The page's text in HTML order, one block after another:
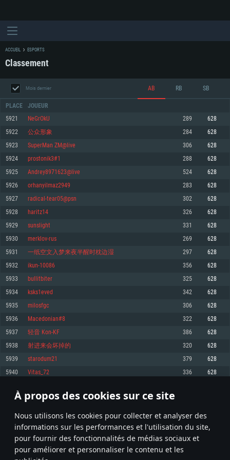
À propos des cookies sur ce site
Nous utilisons les cookies pour collecter et analyser des
informations sur les performances et l'utilisation du site,
pour fournir des fonctionnalités de médias sociaux et
pour améliorer et personnaliser le contenu et les
CONFIGURATION SYSTÈME REQUISE
Minimum
OS: Windows 10 (64 bit)
Processeur: Dual-Core 2.2 GHz
Mémoire: 4 GB
Carte graphique supportant DirectX 11: AMD Radeon 77XX / NVIDIA
GeForce GTX 660. La résolution minimale supportée par le jeu est de 720p
Connection: Connexion Internet à haut débit
Disque dur: 23.1 Go (client minimal)
Recommandée
1060 et plus, Radeon RX 570 et plus.
Disque dur: 75.9 Go (client complet)
Minimum
OS: Mac OS Big Sur 11.0 ou plus récent
Processeur: Core i5, minimum 2.2GHz (Les processeurs Intel Xeon ne sont
pas supportés)
Mémoire: 6 GB
Carte graphique: Intel Iris Pro 5200 (Mac), ou analogue AMD/Nvidia. La
résolution minimale supportée par le jeu est de 720p.
Connection: Connexion Internet à haut débit
Disque dur: 62,2 Go (client minimal)
Recommandée
OS: Mac OS Big Sur 11.0 ou plus récent
Processeur: Core i7 (Les processeurs Intel Xeon ne sont pas supportés)
Mémoire: 8 GB
Carte graphique: Radeon Vega II ou plus avec support de Metal
Disque dur: 62,2 Go (client complet)
Minimum
OS: Les configurations Linux 64 bits les plus modernes
Processeur: Dual-Core 2.4 GHz
Mémoire: 4 GB
Carte graphique: NVIDIA 660 avec les derniers drivers (moins de 6 mois) /
de même pour AMD (La résolution minimale supportée par le jeu est de
720p)
Connection: Connexion Internet à haut débit
Disque dur: 62,2 Go (client minimal)
Recommandée
OS: Ubuntu 20.04 64bit
Processeur: Intel Core i7
Mémoire: 8 GB
Carte graphique: NVIDIA 1060 avec les derniers drivers (moins de 6 mois) /
6 mois et supportant Vulkan
Connection: Connexion Internet à haut débit
Disque dur: 60,2 Go (client complet)
ACCUEIL ESPORTS
Classement
Mois dernier AB RB SB
PLACE JOUEUR
5921 NeGrOkU 289 628
5922 公众形象 284 628
5923 SuperMan ZM@live 306 628
5924 prostonik3#1 288 628
5925 Andrey8971623@live 524 628
5926 orhanyilmaz2949 283 628
5927 radical-tear05@psn 302 628
5928 haritz14 326 628
5929 sunslight 331 628
5930 merklov-rus 269 628
5931 一纸空文入梦来夜半醒时枕边湿 297 628
5932 ikun-10086 356 628
5933 bullitbiter 325 628
5934 ksks1eved 342 628
5935 milosfgc 306 628
5936 Macedonian#8 322 628
5937 轻音 Kon-KF 386 628
5938 射进来会坏掉的 320 628
5939 starodum21 379 628
5940 Vitas_72 336 628
* Classement mis à jour quotidiennement
296 297 298 397